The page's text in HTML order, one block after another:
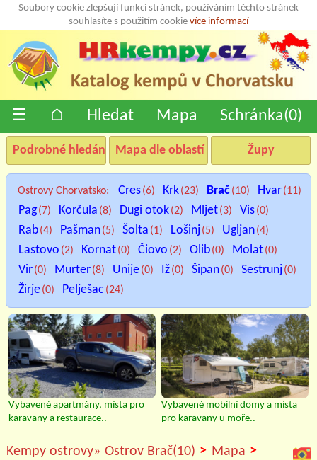
Soubory cookie zlepšují funkci stránek, používáním těchto stránek
souhlasíte s použitím cookie více informací
☰ ⌂ Hledat Mapa Schránka(0)
Podrobné hledání Mapa dle oblastí Župy
Ostrovy Chorvatsko: Cres(6) Krk(23) Brač(10) Hvar(11)
Pag(7) Korčula (8) Dugi otok(2) Mljet(3) Vis(0)
Rab(4) Pašman(5) Šolta (1) Lošinj(5) Ugljan(4)
Lastovo (2) Kornat(0) Čiovo (2) Olib(0) Molat(0)
Vir(0) Murter(8) Unije(0) Iž(0) Šipan(0) Sestrunj(0)
Žirje(0) Pelješac (24)
Vybavené apartmány, místa pro
karavany a restaurace..
Vybavené mobilní domy a místa
pro karavany u moře..
Kempy ostrovy» Ostrov Brač(10) > Mapa >